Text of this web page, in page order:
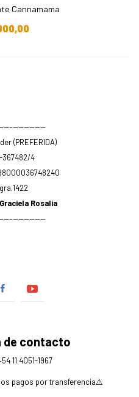
Cannamama
(PREFERIDA)
367482/4
gra.1422
Rosalia
de contacto
11 4051-1967
pagos por transferencia⚠️